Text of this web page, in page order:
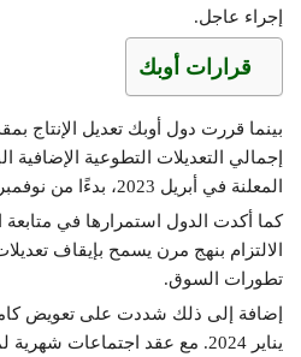
إجراء عاجل.
قرارات أوبك
المعلنة في أبريل 2023، بدءًا من نوفمبر 2025.
كما أكدت الدول استمرارها في
الالتزام بنهج مرن يسمح بإيقاف
تطورات السوق.
إضافة إلى ذلك شددت على تعويض كامل
يناير 2024. مع عقد اجتماعات